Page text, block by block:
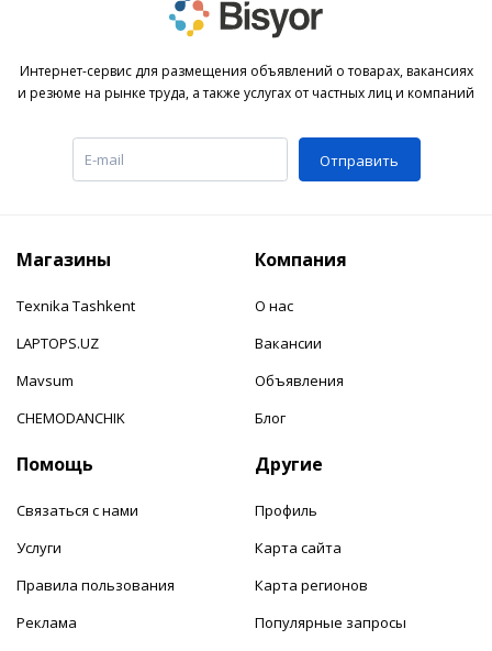
Интернет-сервис для размещения объявлений о товарах, вакансиях
и резюме на рынке труда, а также услугах от частных лиц и компаний
Отправить
Магазины
Texnika Tashkent
LAPTOPS.UZ
Mavsum
CHEMODANCHIK
Компания
О нас
Вакансии
Объявления
Блог
Помощь
Связаться с нами
Услуги
Правила пользования
Реклама
Другие
Профиль
Карта сайта
Карта регионов
Популярные запросы